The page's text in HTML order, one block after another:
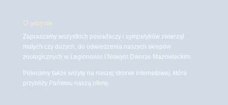
O witrynie
Zapraszamy wszystkich posiadaczy i sympatyków zwierząt
małych czy dużych, do odwiedzenia naszych sklepów
zoologicznych w Legionowie i Nowym Dworze Mazowieckim
Polecamy także wizytę na naszej stronie internetowej, która
przybliży Państwu naszą ofertę.